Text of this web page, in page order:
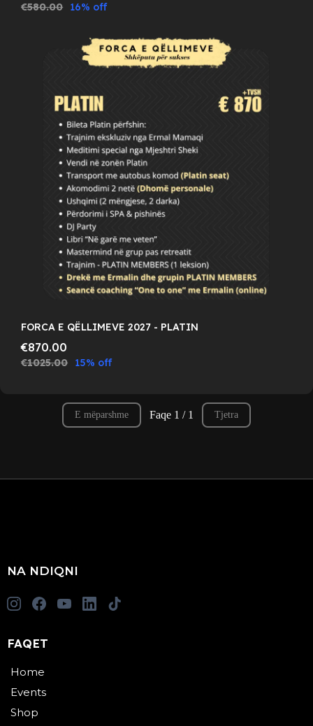
€580.00 16% off
FORCA E QËLLIMEVE 2027 - PLATIN
€870.00
€1025.00 15% off
E mëparshme Faqe 1 / 1 Tjetra
NA NDIQNI
FAQET
Home
Events
Shop